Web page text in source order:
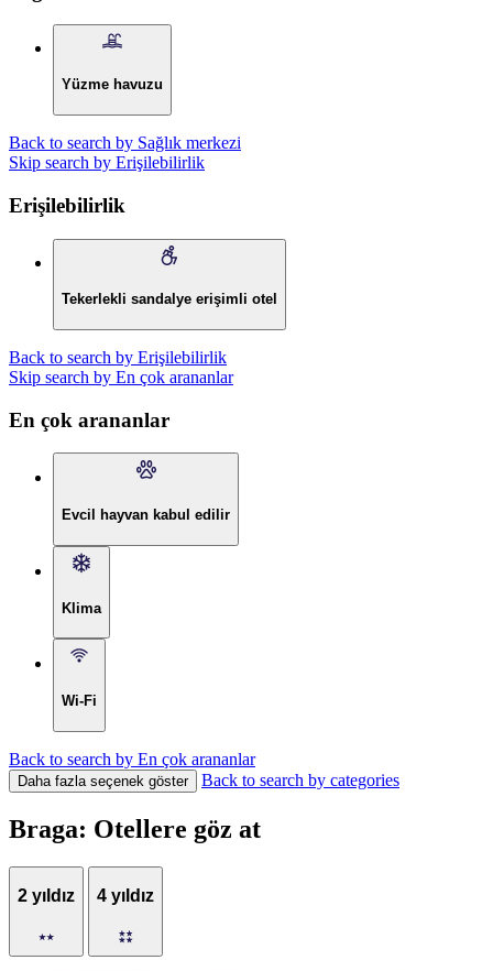
Yüzme havuzu
Back to search by Sağlık merkezi
Skip search by Erişilebilirlik
Erişilebilirlik
Tekerlekli sandalye erişimli otel
Back to search by Erişilebilirlik
Skip search by En çok arananlar
En çok arananlar
Evcil hayvan kabul edilir
Klima
Wi-Fi
Back to search by En çok arananlar
Daha fazla seçenek göster Back to search by categories
Braga: Otellere göz at
2 yıldız 4 yıldız